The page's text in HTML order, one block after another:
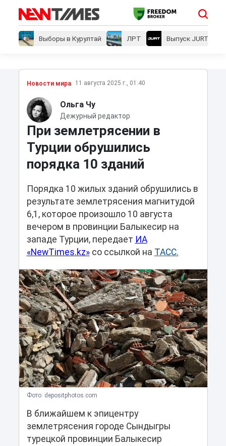
Выборы в Курултай ЛРТ Выпуск JURT
Новости мира 11 августа 2025 г., 01:40
Ольга Чу
Дежурный редактор
При землетрясении в
Турции обрушились
порядка 10 зданий
Порядка 10 жилых зданий обрушились в
результате землетрясения магнитудой
6,1, которое произошло 10 августа
вечером в провинции Балыкесир на
западе Турции, передает ИА
«NewTimes.kz»со ссылкой на ТАСС.
Фото: depositphotos.com
В ближайшем к эпицентру
землетрясения городе Сындыгры
турецкой провинции Балыкесир